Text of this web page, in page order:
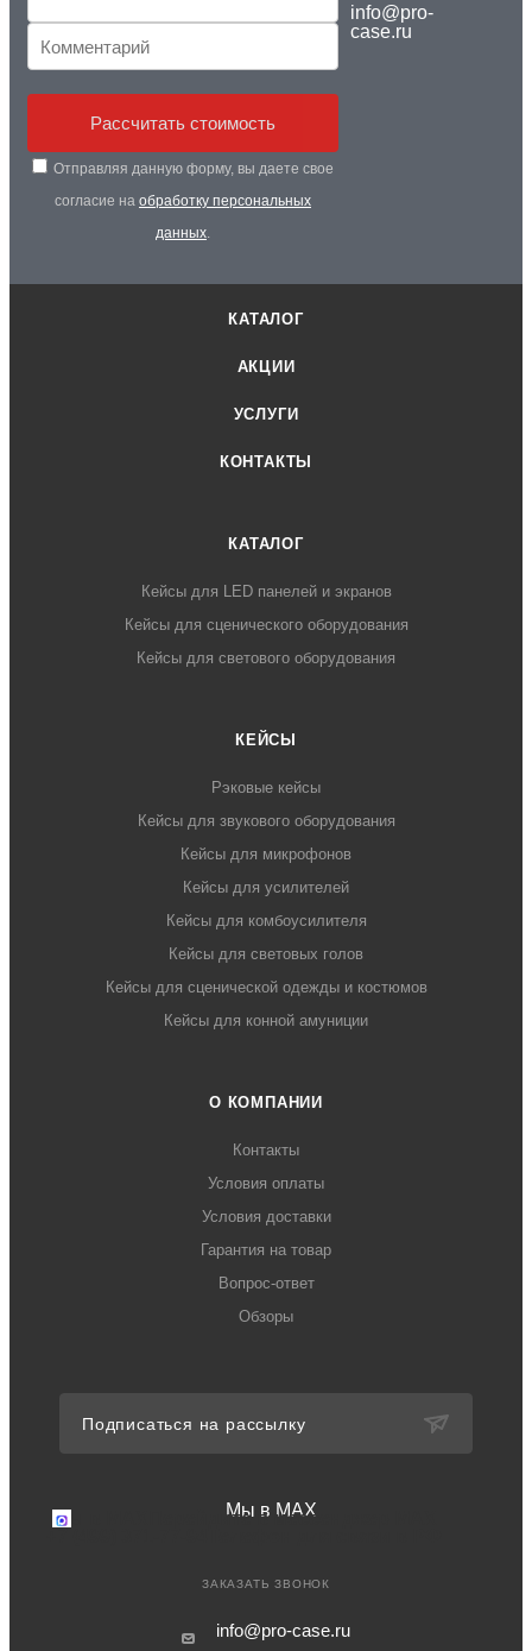
Рассчитать стоимость
Отправляя данную форму, вы даете свое
согласие на обработку персональных
данных.
info@pro-
case.ru
КАТАЛОГ
АКЦИИ
УСЛУГИ
КОНТАКТЫ
КАТАЛОГ
Кейсы для LED панелей и экранов
Кейсы для сценического оборудования
Кейсы для светового оборудования
КЕЙСЫ
Рэковые кейсы
Кейсы для звукового оборудования
Кейсы для микрофонов
Кейсы для усилителей
Кейсы для комбоусилителя
Кейсы для световых голов
Кейсы для сценической одежды и костюмов
Кейсы для конной амуниции
О КОМПАНИИ
Контакты
Условия оплаты
Условия доставки
Гарантия на товар
Вопрос-ответ
Обзоры
Подписаться на рассылку
Мы в MAX
Мы в MAX
Перейдите в мессенджер MAX
ЗАКАЗАТЬ ЗВОНОК
info@pro-case.ru